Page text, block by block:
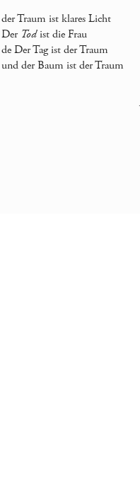
der Traum ist klares Licht
Der Todist die Frau
de Der Tag ist der Traum
und der Baum ist der Traum